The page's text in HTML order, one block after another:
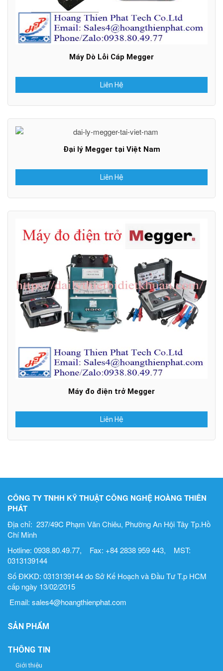
Máy Dò Lỗi Cáp Megger
Liên Hệ
Đại lý Megger tại Việt Nam
Liên Hệ
Máy đo điện trở Megger
Liên Hệ
CÔNG TY TNHH KỸ THUẬT CÔNG NGHỆ HOÀNG THIÊN
PHÁT
Địa chỉ: 237/49C Phạm Văn Chiêu, Phường An Hội Tây Tp.Hồ
Chí Minh
Hotline: 0938.80.49.77, Fax: +84 2838 959 443, MST:
0313139144
Số ĐKKD: 0313139144 do Sở Kế Hoạch và Đầu Tư T.p HCM
cấp ngày 13/02/2015
Email: sales4@hoangthienphat.com
SẢN PHẨM
THÔNG TIN
Giới thiệu